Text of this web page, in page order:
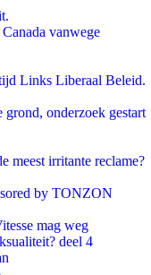
vanwege
Links Liberaal Beleid.
onderzoek gestart
meest irritante reclame?
by TONZON
mag weg
deel 4